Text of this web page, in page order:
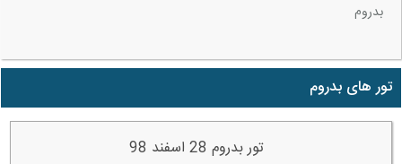
بدروم
تور های بدروم
تور بدروم 28 اسفند 98